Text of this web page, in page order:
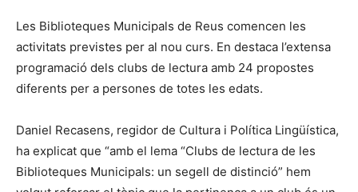
Les Biblioteques Municipals de Reus comencen les
activitats previstes per al nou curs. En destaca l’extensa
programació dels clubs de lectura amb 24 propostes
diferents per a persones de totes les edats.
Daniel Recasens, regidor de Cultura i Política Lingüística,
ha explicat que “amb el lema “Clubs de lectura de les
Biblioteques Municipals: un segell de distinció” hem